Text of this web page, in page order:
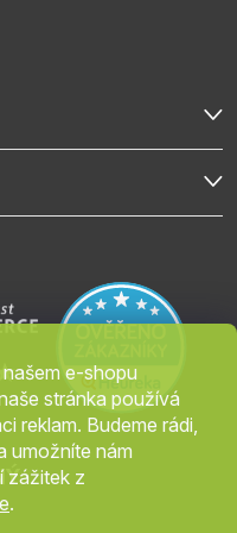
e-shopu
stránka používá
reklam. Budeme rádi,
umožníte nám
zážitek z
.